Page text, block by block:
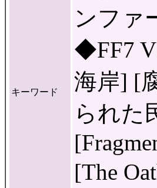
キーワード
ンファ
◆FF7
海岸] [
られた
[The